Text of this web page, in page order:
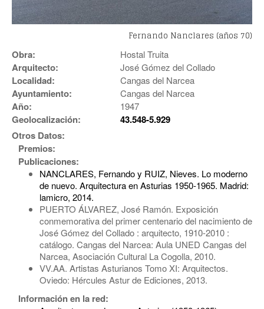
Fernando Nanclares (años 70)
Obra: Hostal Truita
Arquitecto: José Gómez del Collado
Localidad: Cangas del Narcea
Ayuntamiento: Cangas del Narcea
Año: 1947
Geolocalización:
43.548-5.929
Otros Datos:
Premios:
Publicaciones:
NANCLARES, Fernando y RUIZ, Nieves. Lo moderno
de nuevo. Arquitectura en Asturias 1950-1965. Madrid:
lamicro, 2014.
PUERTO ÁLVAREZ, José Ramón. Exposición
conmemorativa del primer centenario del nacimiento de
José Gómez del Collado : arquitecto, 1910-2010 :
catálogo. Cangas del Narcea: Aula UNED Cangas del
Narcea, Asociación Cultural La Cogolla, 2010.
VV.AA. Artistas Asturianos Tomo XI: Arquitectos.
Oviedo: Hércules Astur de Ediciones, 2013.
Información en la red: